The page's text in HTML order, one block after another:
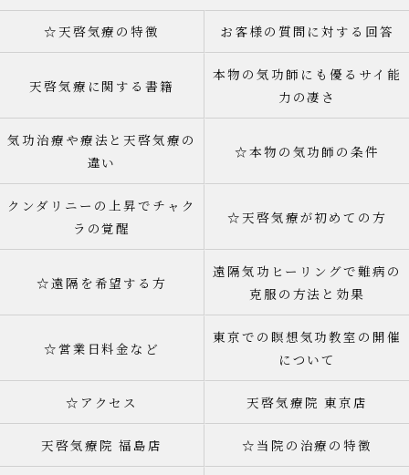
☆天啓気療の特徴 お客様の質問に対する回答
天啓気療に関する書籍
本物の気功師にも優るサイ能
力の凄さ
気功治療や療法と天啓気療の
違い
☆本物の気功師の条件
クンダリニーの上昇でチャク
ラの覚醒
☆天啓気療が初めての方
☆遠隔を希望する方
遠隔気功ヒーリングで難病の
克服の方法と効果
☆営業日料金など
東京での瞑想気功教室の開催
について
☆アクセス 天啓気療院 東京店
天啓気療院 福島店 ☆当院の治療の特徴